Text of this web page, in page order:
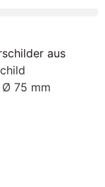
aus
Ø 75 mm